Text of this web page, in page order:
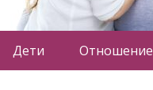
Дети Отношение